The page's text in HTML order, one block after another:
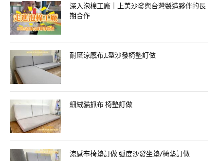
深入泡棉工廠｜上美沙發與台灣製造夥伴的長
期合作
耐磨涼感布,L型沙發椅墊訂做
細絨貓抓布 椅墊訂做
涼感布椅墊訂做 弧度沙發坐墊/椅墊訂做